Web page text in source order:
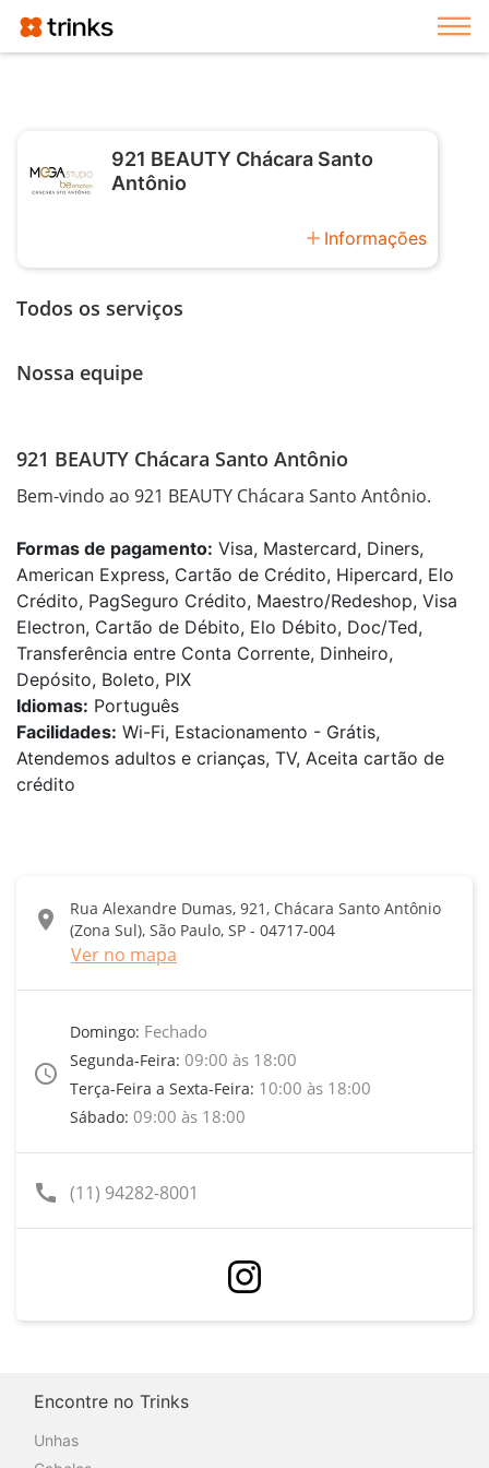
921 BEAUTY Chácara Santo
Antônio
add Informações
Todos os serviços
Nossa equipe
921 BEAUTY Chácara Santo Antônio
Bem-vindo ao 921 BEAUTY Chácara Santo Antônio.
Formas de pagamento: Visa, Mastercard, Diners,
American Express, Cartão de Crédito, Hipercard, Elo
Crédito, PagSeguro Crédito, Maestro/Redeshop, Visa
Electron, Cartão de Débito, Elo Débito, Doc/Ted,
Transferência entre Conta Corrente, Dinheiro,
Depósito, Boleto, PIX
Idiomas: Português
Facilidades: Wi-Fi, Estacionamento - Grátis,
Atendemos adultos e crianças, TV, Aceita cartão de
crédito
location_on
Rua Alexandre Dumas, 921, Chácara Santo Antônio
(Zona Sul), São Paulo, SP - 04717-004
Ver no mapa
access_time
Domingo: Fechado
Segunda-Feira: 09:00 às 18:00
Terça-Feira a Sexta-Feira: 10:00 às 18:00
Sábado: 09:00 às 18:00
call (11) 94282-8001
Encontre no Trinks
Unhas